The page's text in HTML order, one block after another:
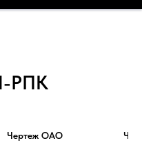
РПК
Чертеж ОАО